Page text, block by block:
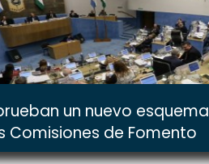
un nuevo
Comisiones de Fomento